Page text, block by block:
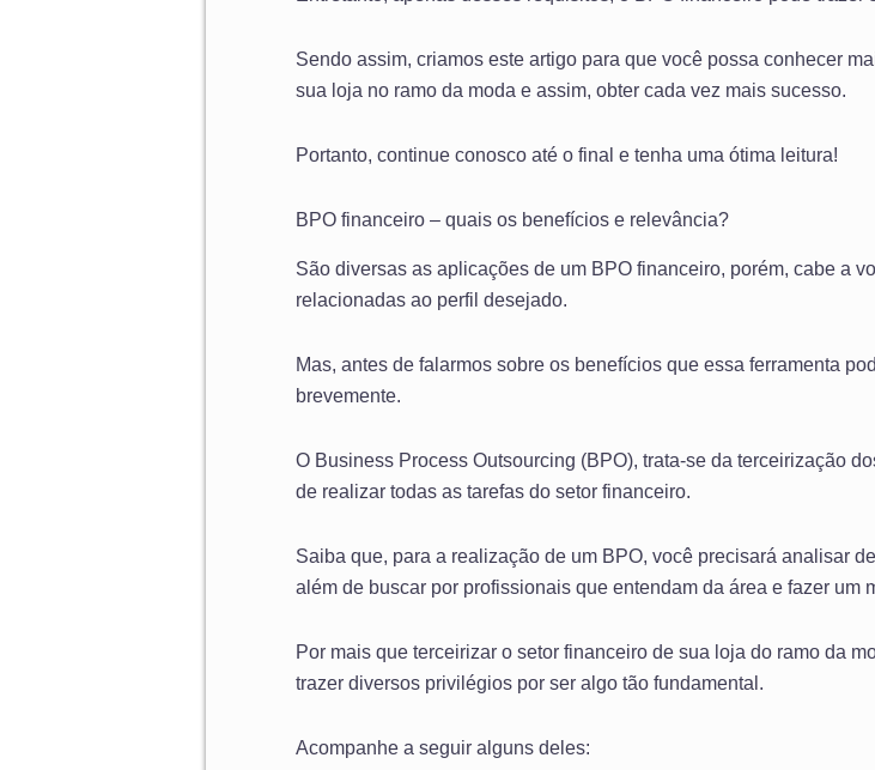
Sendo assim, criamos este artigo para que você possa conhecer
sua loja no ramo da moda e assim, obter cada vez mais sucesso.
Portanto, continue conosco até o final e tenha uma ótima leitura!
BPO financeiro – quais os benefícios e relevância?
São diversas as aplicações de um BPO financeiro, porém, cabe a
relacionadas ao perfil desejado.
Mas, antes de falarmos sobre os benefícios que essa ferramenta
brevemente.
O Business Process Outsourcing (BPO), trata-se da terceirização
de realizar todas as tarefas do setor financeiro.
Saiba que, para a realização de um BPO, você precisará analisar
além de buscar por profissionais que entendam da área e fazer um
Por mais que terceirizar o setor financeiro de sua loja do ramo da
trazer diversos privilégios por ser algo tão fundamental.
Acompanhe a seguir alguns deles: